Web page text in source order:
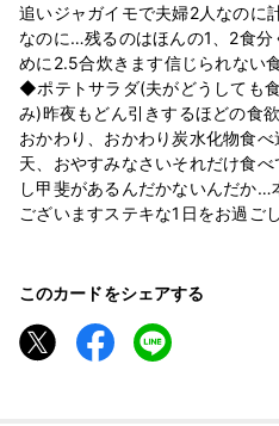
追いジャガイモで夫婦2人なのに
なのに…残るのはほんの1、2食
めに2.5合炊きます信じられな
◆ポテトサラダ(夫がどうしても
み)昨夜もどん引きするほどの食
おかわり、おかわり炭水化物食
天、おやすみなさいそれだけ食
し甲斐があるんだかないんだか…
ございますステキな1日をお過ご
このカードをシェアする